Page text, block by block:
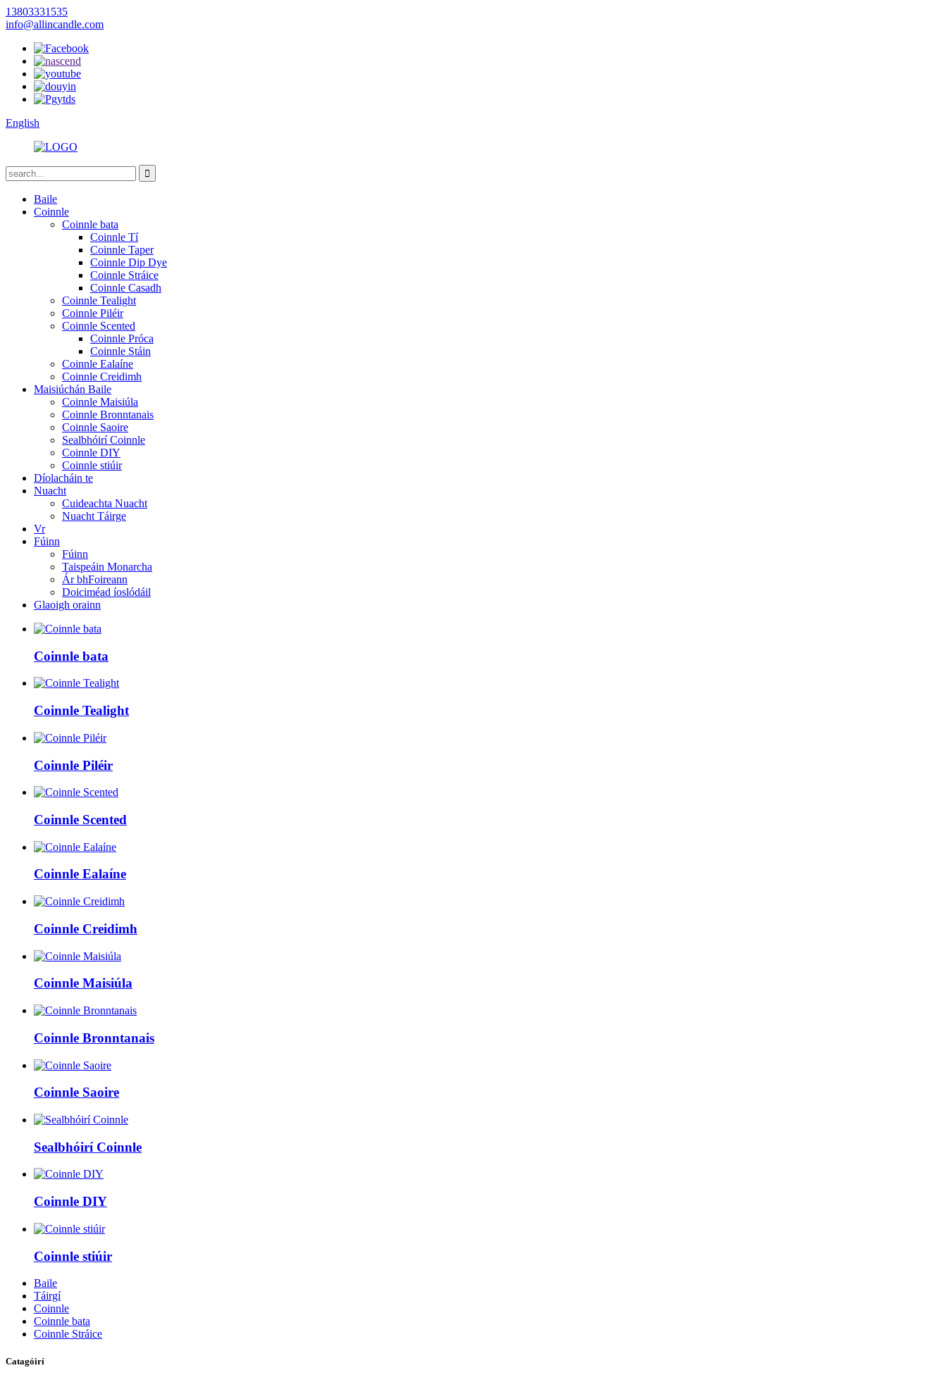
13803331535
info@allincandle.com
English
Baile
Coinnle
Coinnle bata
Coinnle Tí
Coinnle Taper
Coinnle Dip Dye
Coinnle Stráice
Coinnle Casadh
Coinnle Tealight
Coinnle Piléir
Coinnle Scented
Coinnle Próca
Coinnle Stáin
Coinnle Ealaíne
Coinnle Creidimh
Maisiúchán Baile
Coinnle Maisiúla
Coinnle Bronntanais
Coinnle Saoire
Sealbhóirí Coinnle
Coinnle DIY
Coinnle stiúir
Díolacháin te
Nuacht
Cuideachta Nuacht
Nuacht Táirge
Vr
Fúinn
Fúinn
Taispeáin Monarcha
Ár bhFoireann
Doiciméad íoslódáil
Glaoigh orainn
Coinnle bata
Coinnle Tealight
Coinnle Piléir
Coinnle Scented
Coinnle Ealaíne
Coinnle Creidimh
Coinnle Maisiúla
Coinnle Bronntanais
Coinnle Saoire
Sealbhóirí Coinnle
Coinnle DIY
Coinnle stiúir
Baile
Táirgí
Coinnle
Coinnle bata
Coinnle Stráice
Catagóirí